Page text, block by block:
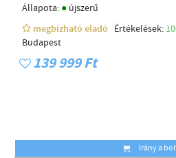
Állapota: ● újszerű
megbízható eladó
Értékelések:
Budapest
139 999 Ft
Irány a